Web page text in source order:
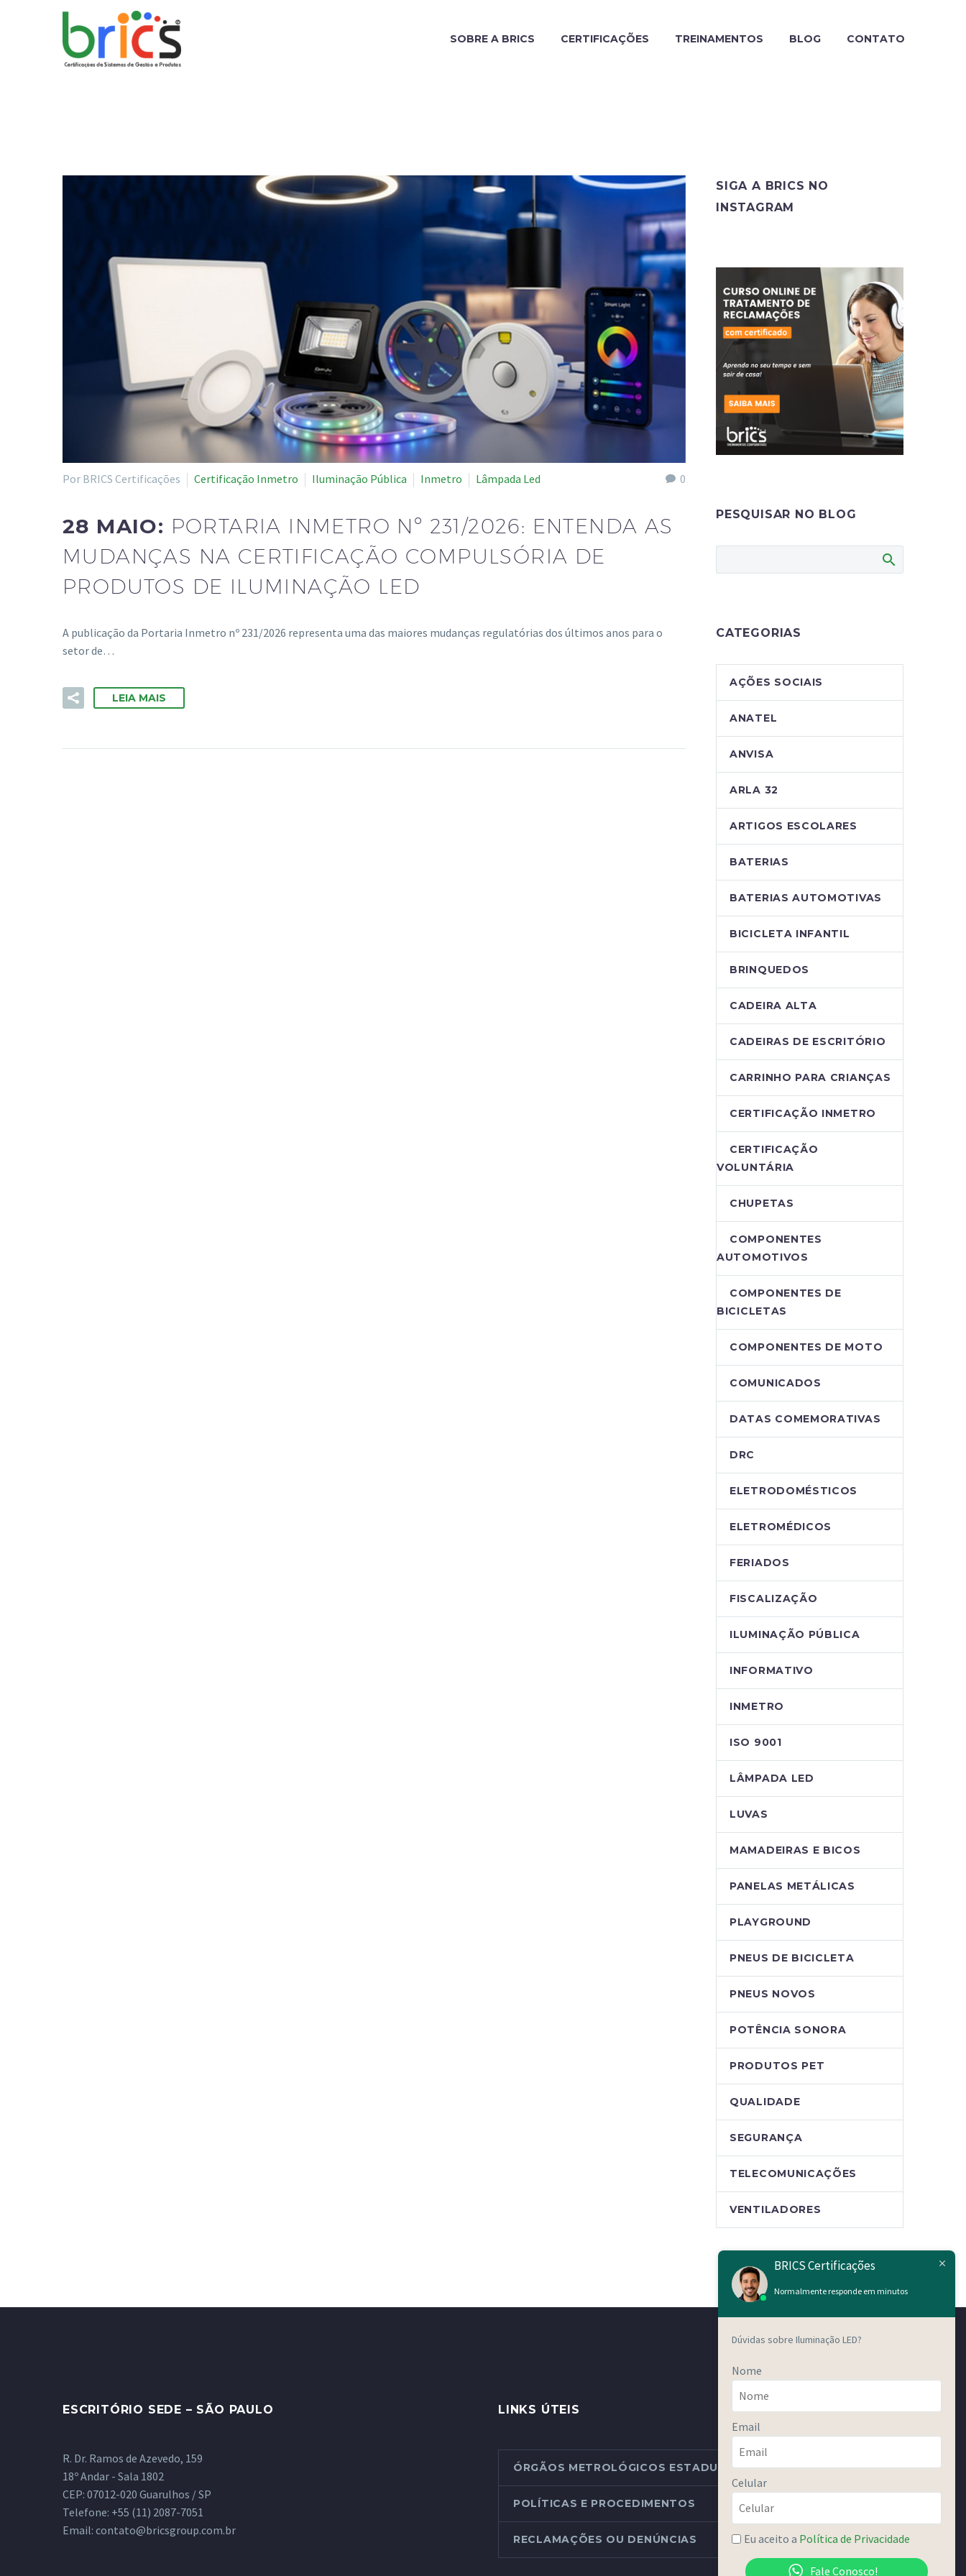
SOBRE A BRICS CERTIFICAÇÕES TREINAMENTOS BLOG CONTATO
0
Por BRICS Certificações Certificação Inmetro Iluminação Pública Inmetro Lâmpada Led
28 MAIO: PORTARIA INMETRO Nº 231/2026: ENTENDA AS
MUDANÇAS NA CERTIFICAÇÃO COMPULSÓRIA DE
PRODUTOS DE ILUMINAÇÃO LED
A publicação da Portaria Inmetro nº 231/2026 representa uma das maiores mudanças regulatórias dos últimos anos para o
setor de…
LEIA MAIS
SIGA A BRICS NO
INSTAGRAM
PESQUISAR NO BLOG
CATEGORIAS
AÇÕES SOCIAIS
ANATEL
ANVISA
ARLA 32
ARTIGOS ESCOLARES
BATERIAS
BATERIAS AUTOMOTIVAS
BICICLETA INFANTIL
BRINQUEDOS
CADEIRA ALTA
CADEIRAS DE ESCRITÓRIO
CARRINHO PARA CRIANÇAS
CERTIFICAÇÃO INMETRO
CERTIFICAÇÃO
VOLUNTÁRIA
CHUPETAS
COMPONENTES
AUTOMOTIVOS
COMPONENTES DE
BICICLETAS
COMPONENTES DE MOTO
COMUNICADOS
DATAS COMEMORATIVAS
DRC
ELETRODOMÉSTICOS
ELETROMÉDICOS
FERIADOS
FISCALIZAÇÃO
ILUMINAÇÃO PÚBLICA
INFORMATIVO
INMETRO
ISO 9001
LÂMPADA LED
LUVAS
MAMADEIRAS E BICOS
PANELAS METÁLICAS
PLAYGROUND
PNEUS DE BICICLETA
PNEUS NOVOS
POTÊNCIA SONORA
PRODUTOS PET
QUALIDADE
SEGURANÇA
TELECOMUNICAÇÕES
VENTILADORES
ESCRITÓRIO SEDE – SÃO PAULO
R. Dr. Ramos de Azevedo, 159
18º Andar - Sala 1802
CEP: 07012-020 Guarulhos / SP
Telefone: +55 (11) 2087-7051
Email: contato@bricsgroup.com.br
LINKS ÚTEIS
ÓRGÃOS METROLÓGICOS ESTADUAIS
POLÍTICAS E PROCEDIMENTOS
RECLAMAÇÕES OU DENÚNCIAS
BRICS Certificações
Normalmente responde em minutos
Dúvidas sobre Iluminação LED?
Nome
Email
Celular
Eu aceito a Política de Privacidade
Fale Conosco!